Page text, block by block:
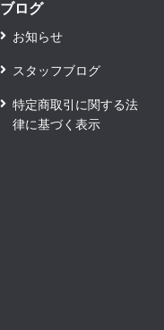
ブログ
お知らせ
スタッフブログ
特定商取引に関する法
律に基づく表示